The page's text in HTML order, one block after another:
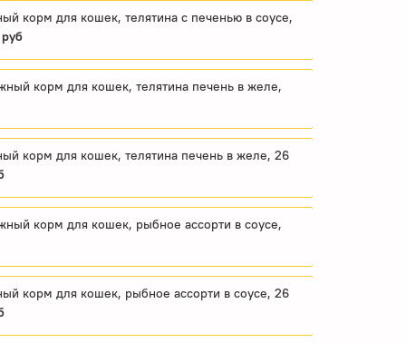
корм для кошек, телятина с печенью в соусе,
корм для кошек, телятина печень в желе,
корм для кошек, телятина печень в желе, 26
корм для кошек, рыбное ассорти в соусе,
корм для кошек, рыбное ассорти в соусе, 26